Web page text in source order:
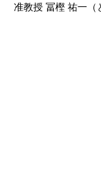
准教授 冨樫 祐一（